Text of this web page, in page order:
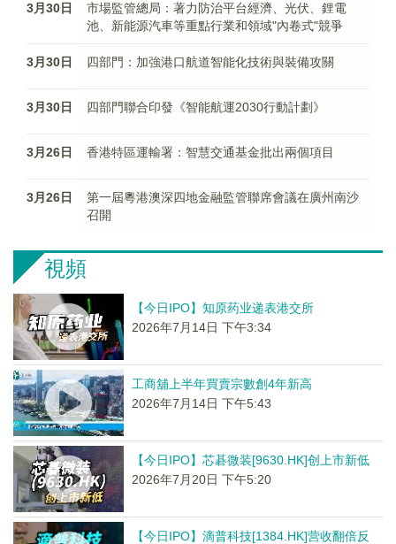
3月30日
市場監管總局：著力防治平台經濟、光伏、鋰電
池、新能源汽車等重點行業和領域"內卷式"競爭
3月30日 四部門：加強港口航道智能化技術與裝備攻關
3月30日 四部門聯合印發《智能航運2030行動計劃》
3月26日 香港特區運輸署：智慧交通基金批出兩個項目
3月26日
第一屆粵港澳深四地金融監管聯席會議在廣州南沙
召開
視頻
【今日IPO】知原药业递表港交所
2026年7月14日 下午3:34
工商舖上半年買賣宗數創4年新高
2026年7月14日 下午5:43
【今日IPO】芯碁微装[9630.HK]创上市新低
2026年7月20日 下午5:20
【今日IPO】滴普科技[1384.HK]营收翻倍反